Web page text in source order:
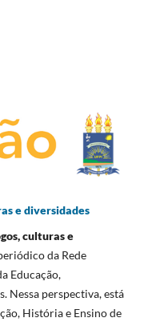
e diversidades
culturas e
da Rede
Educação,
Nessa perspectiva, está
História e Ensino de